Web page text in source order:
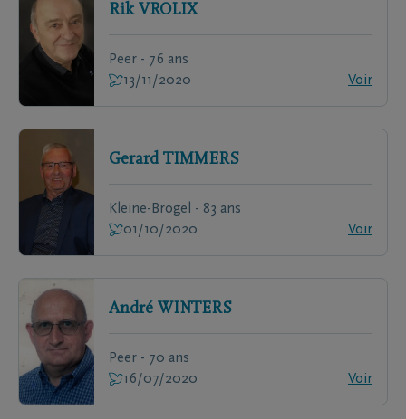
Rik VROLIX
Peer - 76 ans
13/11/2020
Voir
Gerard TIMMERS
Kleine-Brogel - 83 ans
01/10/2020
Voir
André WINTERS
Peer - 70 ans
16/07/2020
Voir